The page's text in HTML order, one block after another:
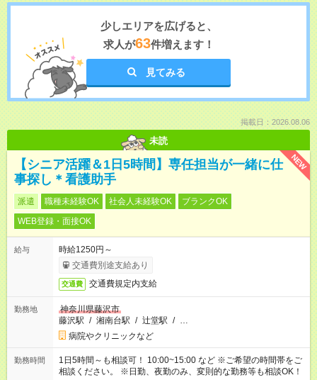
少しエリアを広げると、
求人が63件増えます！
見てみる
掲載日：2026.08.06
未読
NEW
【シニア活躍＆1日5時間】専任担当が一緒に仕
事探し＊看護助手
派遣 職種未経験OK 社会人未経験OK
ブランクOK
WEB登録・面接OK
給与
時給1250円～
交通費別途支給あり
交通費 交通費規定内支給
勤務地
神奈川県藤沢市
藤沢駅 / 湘南台駅 / 辻堂駅 / …
病院やクリニックなど
勤務時間
1日5時間～も相談可！ 10:00~15:00 など ※ご希望の時間帯をご
相談ください。 ※日勤、夜勤のみ、変則的な勤務等も相談OK！